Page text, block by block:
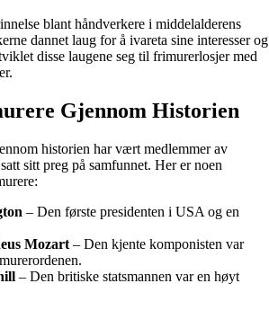
blant håndverkere i middelalderens
dannet laug for å ivareta sine interesser og
disse laugene seg til frimurerlosjer med
Gjennom Historien
historien har vært medlemmer av
sitt preg på samfunnet. Her er noen
– Den første presidenten i USA og en
Mozart – Den kjente komponisten var
– Den britiske statsmannen var en høyt